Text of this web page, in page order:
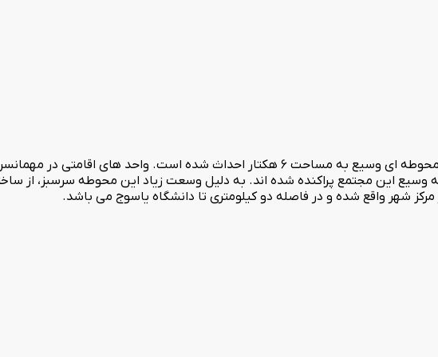
مجتمع جهانگردی یاسوج بر فراز تپه جهانگردی به ارتفاع 200 متر و در محوطه ای وسیع به مساحت 6 هکتار احداث
این مجتمع پراکنده شده اند. به دلیل وسعت زیاد این محوطه سرسبز، از
شهر واقع شده و در فاصله دو کیلومتری تا دانشگاه یاسوج می باشد.